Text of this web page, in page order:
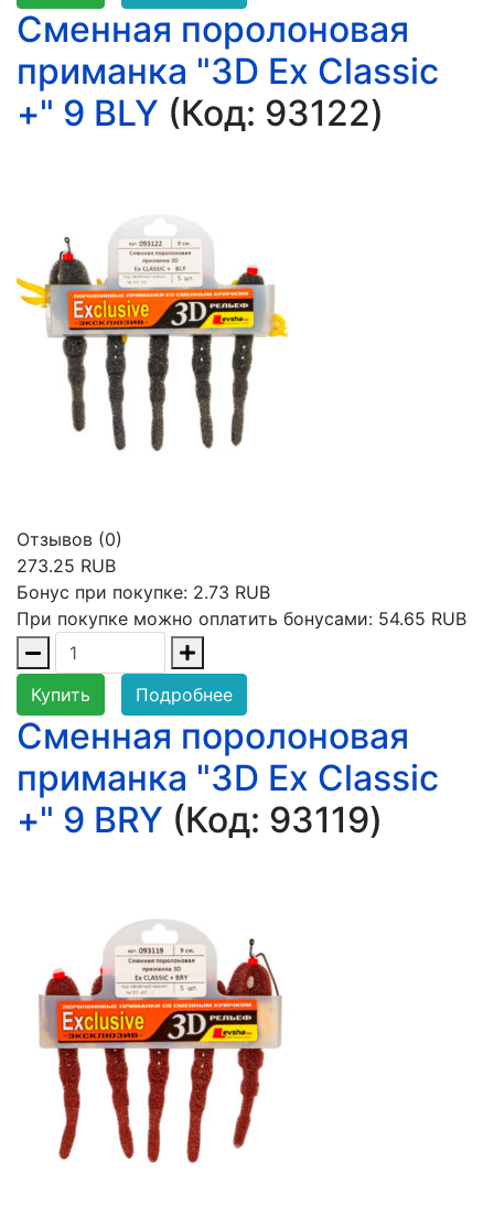
Сменная поролоновая
приманка "3D Ex Classic
+" 9 BLY (Код: 93122)
Отзывов (0)
273.25 RUB
Бонус при покупке: 2.73 RUB
При покупке можно оплатить бонусами: 54.65 RUB
Купить Подробнее
Сменная поролоновая
приманка "3D Ex Classic
+" 9 BRY (Код: 93119)